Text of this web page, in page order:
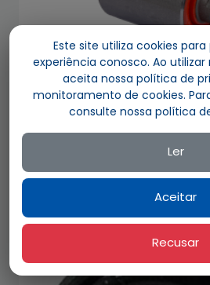
Adicionar ao
Este site utiliza cookies para
experiência conosco. Ao utilizar
aceita nossa política de
monitoramento de cookies.
consulte nossa política
Ler
Aceitar
Recusar